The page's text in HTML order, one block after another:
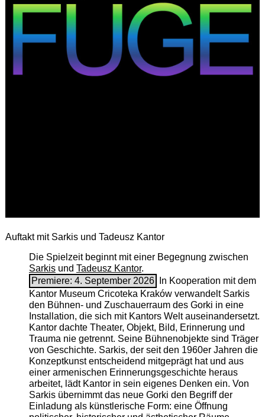
Auftakt mit Sarkis und Tadeusz Kantor
Die Spielzeit beginnt mit einer Begegnung zwischen
Sarkisund Tadeusz Kantor.
Premiere: 4. September 2026
In Kooperation mit dem
Kantor Museum Cricoteka Kraków verwandelt Sarkis
den Bühnen- und Zuschauerraum des Gorki in eine
Installation, die sich mit Kantors Welt auseinandersetzt.
Kantor dachte Theater, Objekt, Bild, Erinnerung und
Trauma nie getrennt. Seine Bühnenobjekte sind Träger
von Geschichte. Sarkis, der seit den 1960er Jahren die
Konzeptkunst entscheidend mitgeprägt hat und aus
einer armenischen ­Erinnerungsgeschichte heraus
arbeitet, lädt Kantor in sein eigenes Denken ein. Von
Sarkis übernimmt das neue Gorki den Begriff der
Einladung als künstlerische Form: eine Öffnung